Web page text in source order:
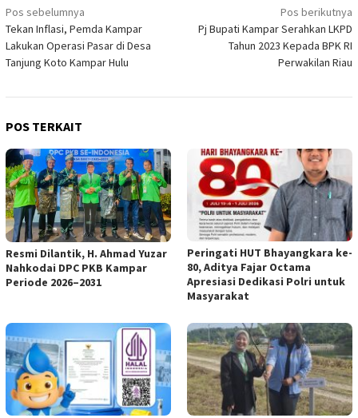
Navigasi
pos
Pos sebelumnya
Tekan Inflasi, Pemda Kampar
Lakukan Operasi Pasar di Desa
Tanjung Koto Kampar Hulu
Pos berikutnya
Pj Bupati Kampar Serahkan LKPD
Tahun 2023 Kepada BPK RI
Perwakilan Riau
POS TERKAIT
Resmi Dilantik, H. Ahmad Yuzar
Nahkodai DPC PKB Kampar
Periode 2026–2031
Peringati HUT Bhayangkara ke-
80, Aditya Fajar Octama
Apresiasi Dedikasi Polri untuk
Masyarakat